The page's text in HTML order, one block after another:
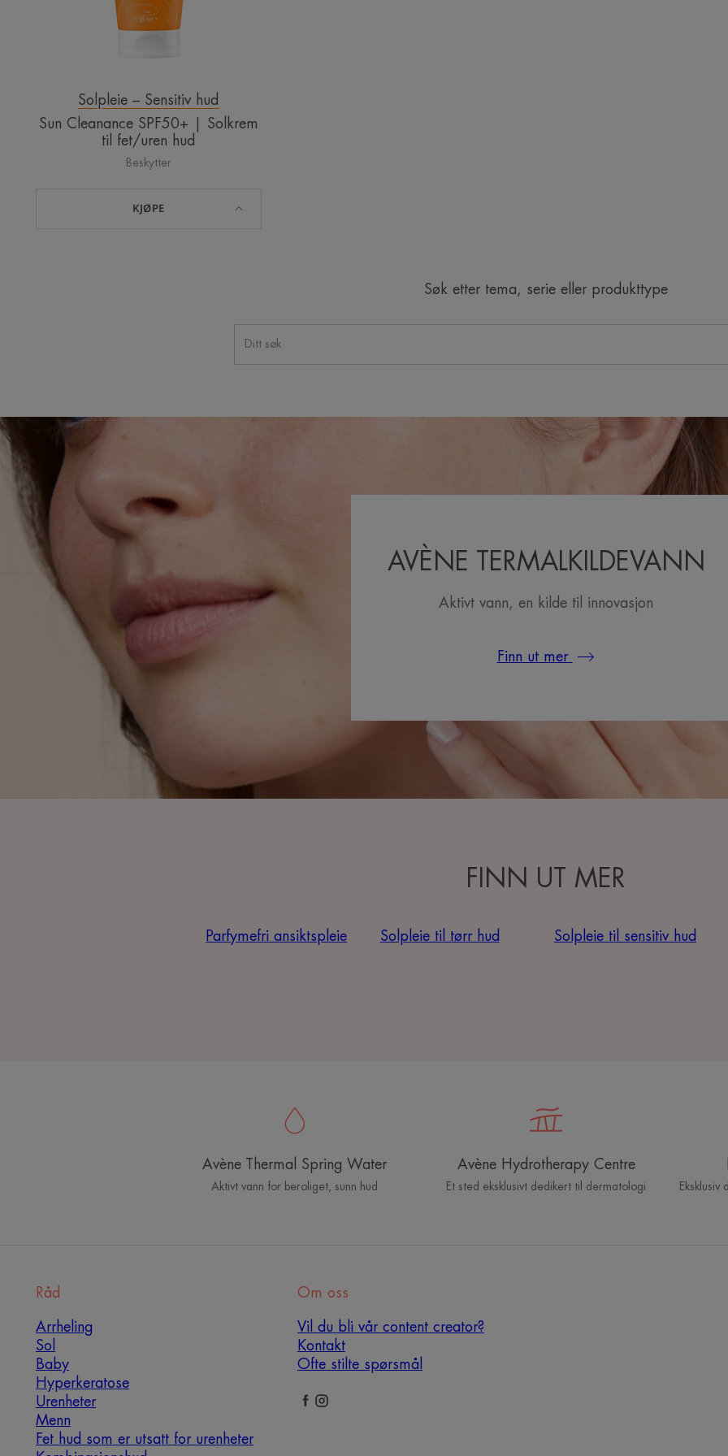
Solpleie – Sensitiv hud
Sun Cleanance SPF50+ | Solkrem
til fet/uren hud
Beskytter
KJØPE
Søk etter tema, serie eller produkttype
AVÈNE TERMALKILDEVANN
Aktivt vann, en kilde til innovasjon
Finn ut mer
FINN UT MER
Parfymefri ansiktspleie Solpleie til tørr hud Solpleie til sensitiv hud
Avène Thermal Spring Water
Aktivt vann for beroliget, sunn hud
Avène Hydrotherapy Centre
Et sted eksklusivt dedikert til dermatologi
Råd
Arrheling
Sol
Baby
Hyperkeratose
Urenheter
Menn
Fet hud som er utsatt for urenheter
Om oss
Vil du bli vår content creator?
Kontakt
Ofte stilte spørsmål